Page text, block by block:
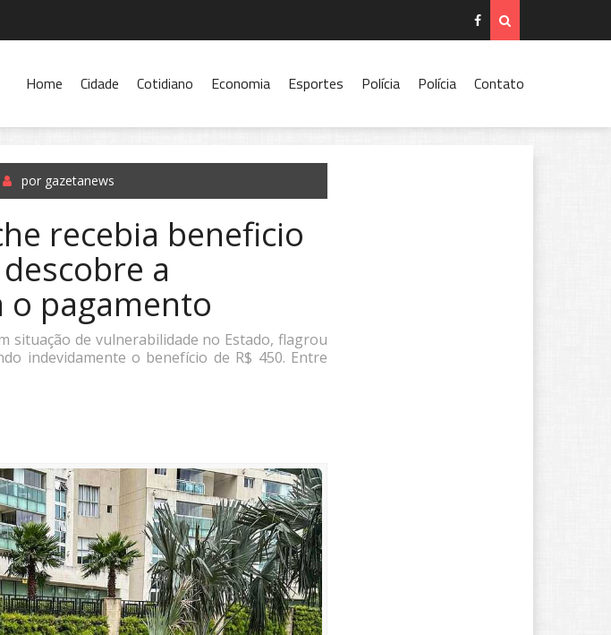
Home Cidade Cotidiano Economia Esportes Polícia Polícia Contato
por gazetanews
recebia beneficio
a
o pagamento
situação de vulnerabilidade no Estado, flagrou
indevidamente o benefício de R$ 450. Entre